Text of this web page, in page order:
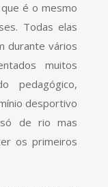
é o mesmo
Todas elas
durante vários
muitos
pedagógico,
desportivo
de rio mas
os primeiros